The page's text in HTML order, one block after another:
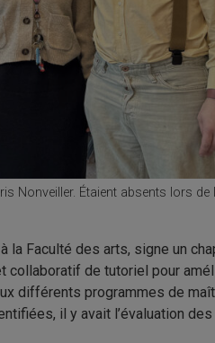
Nonveiller. Étaient absents lors
Faculté des arts, signe un
collaboratif de tutoriel pour
différents programmes de
il y avait l’évaluation